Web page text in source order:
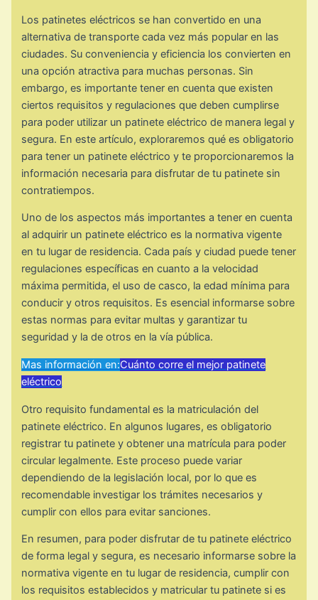
Los patinetes eléctricos se han convertido en una
alternativa de transporte cada vez más popular en las
ciudades. Su conveniencia y eficiencia los convierten en
una opción atractiva para muchas personas. Sin
embargo, es importante tener en cuenta que existen
ciertos requisitos y regulaciones que deben cumplirse
para poder utilizar un patinete eléctrico de manera legal y
segura. En este artículo, exploraremos qué es obligatorio
para tener un patinete eléctrico y te proporcionaremos la
información necesaria para disfrutar de tu patinete sin
contratiempos.
Uno de los aspectos más importantes a tener en cuenta
al adquirir un patinete eléctrico es la normativa vigente
en tu lugar de residencia. Cada país y ciudad puede tener
regulaciones específicas en cuanto a la velocidad
máxima permitida, el uso de casco, la edad mínima para
conducir y otros requisitos. Es esencial informarse sobre
estas normas para evitar multas y garantizar tu
seguridad y la de otros en la vía pública.
Mas información en:Cuánto corre el mejor patinete
eléctrico
Otro requisito fundamental es la matriculación del
patinete eléctrico. En algunos lugares, es obligatorio
registrar tu patinete y obtener una matrícula para poder
circular legalmente. Este proceso puede variar
dependiendo de la legislación local, por lo que es
recomendable investigar los trámites necesarios y
cumplir con ellos para evitar sanciones.
En resumen, para poder disfrutar de tu patinete eléctrico
de forma legal y segura, es necesario informarse sobre la
normativa vigente en tu lugar de residencia, cumplir con
los requisitos establecidos y matricular tu patinete si es